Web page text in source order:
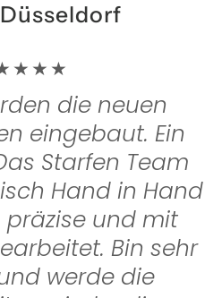
die neuen
eingebaut. Ein
Starfen Team
Hand in Hand
präzise und mit
Bin sehr
werde die